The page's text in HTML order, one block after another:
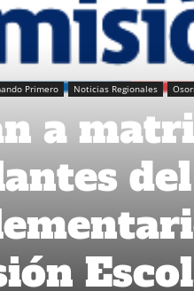
Primero Noticias Regionales
a